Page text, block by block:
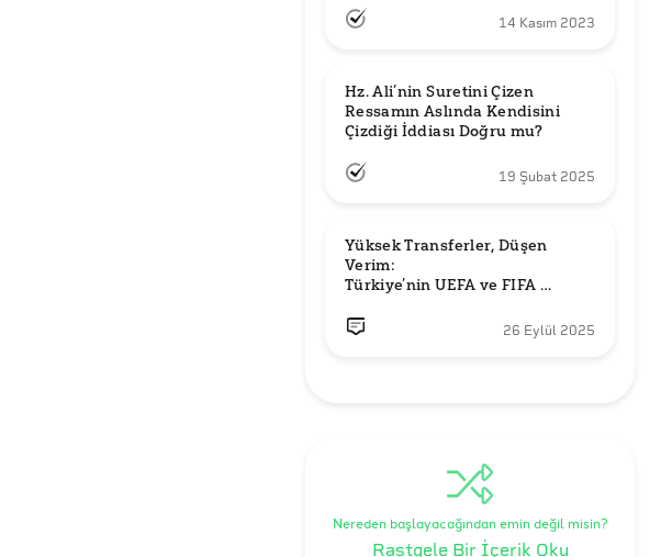
14 Kasım 2023
Hz. Ali’nin Suretini Çizen
Ressamın Aslında Kendisini
Çizdiği İddiası Doğru mu?
19 Şubat 2025
Yüksek Transferler, Düşen
Verim:
Türkiye’nin UEFA ve FIFA
26 Eylül 2025
Nereden başlayacağından emin değil misin?
Rastgele Bir İçerik Oku